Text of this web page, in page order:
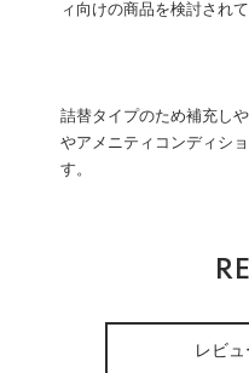
ィ向けの商品を検討され
詰替タイプのため補充し
やアメニティコンディシ
す。
レビ